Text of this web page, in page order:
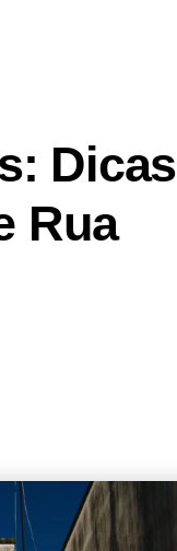
Dicas
Rua